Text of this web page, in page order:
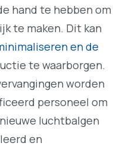
hand te hebben om
te maken. Dit kan
en de
te waarborgen.
worden
personeel om
luchtbalgen
en